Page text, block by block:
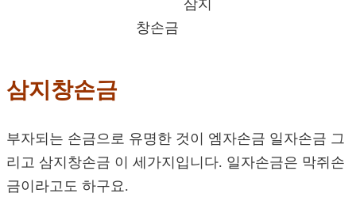
삼지
창손금
삼지창손금
부자되는 손금으로 유명한 것이 엠자손금 일자손금 그
리고 삼지창손금 이 세가지입니다. 일자손금은 막쥐손
금이라고도 하구요.